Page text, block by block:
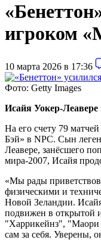
игроком
10 марта 2026 в 17:36
Фото: Getty Images
Исайя Уокер-Леавере
На его счету 79
Бэй» в NPC. Сын
Леавере, занёсшего
мира-2007, Исайя
«Мы рады
физическими и
Новой Зеландии.
подвижен в открытой
"Харрикейнз", "Маори
сам за себя. Уверены,